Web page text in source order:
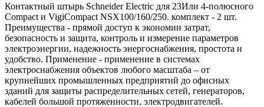
Контактный штырь Schneider Electric для 23Или 4-полюсного
Compact и VigiCompact NSX100/160/250. комплект - 2 шт.
Преимущества - прямой доступ к экономии затрат,
безопасность и защита, контроль и измерение параметров
электроэнергии, надежность энергоснабжения, простота и
удобство. Применение - применение в системах
электроснабжения объектов любого масштаба – от
крупнейших промышленных предприятий до офисных
зданий для защиты распределительных сетей, генераторов,
кабелей большой протяженности, электродвигателей.